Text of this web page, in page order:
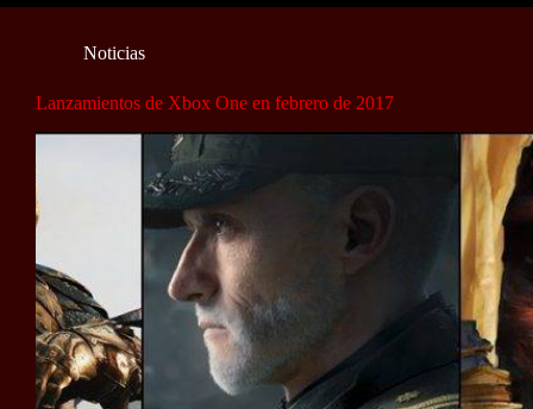
Noticias
Lanzamientos de Xbox One en febrero de 2017